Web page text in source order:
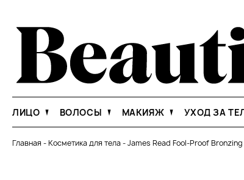
ЛИЦО ВОЛОСЫ МАКИЯЖ УХОД ЗА
Главная -Косметика для тела-James Read Fool-Proof